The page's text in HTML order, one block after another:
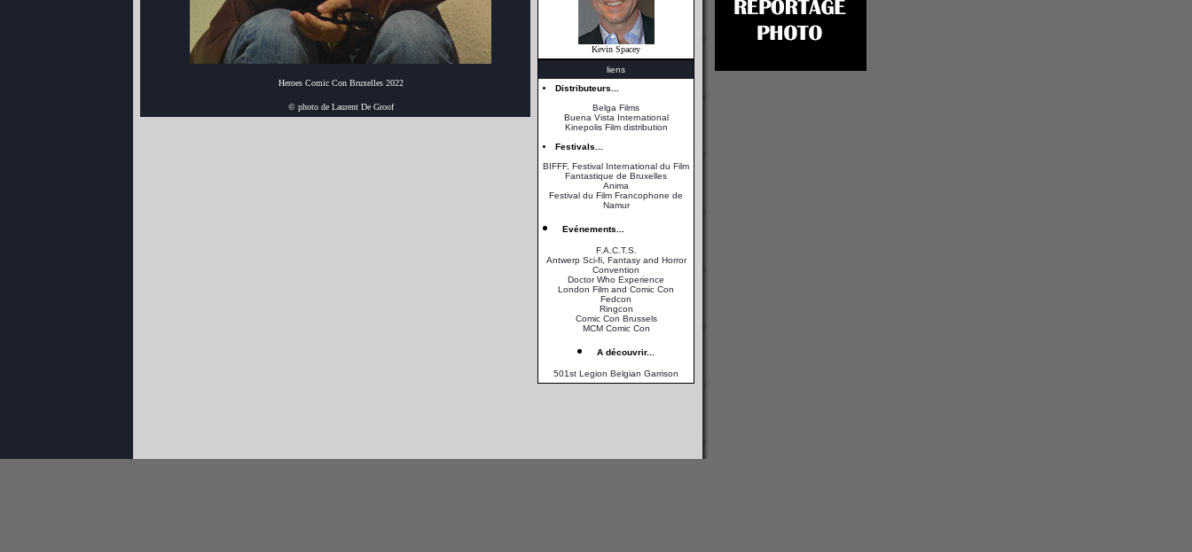
Heroes Comic Con Bruxelles 2022
© photo de Laurent De Groof
Kevin Spacey
liens
Distributeurs...
Belga Films
Buena Vista International
Kinepolis Film distribution
Festivals...
BIFFF, Festival International du Film
Fantastique de Bruxelles
Anima
Festival du Film Francophone de
Namur
Evénements...
F.A.C.T.S.
Antwerp Sci-fi, Fantasy and Horror
Convention
Doctor Who Experience
London Film and Comic Con
Fedcon
Ringcon
Comic Con Brussels
MCM Comic Con
A découvrir...
501st Legion Belgian Garrison